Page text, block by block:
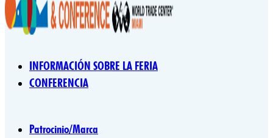
INFORMACIÓN SOBRE LA FERIA
CONFERENCIA
Patrocinio/Marca